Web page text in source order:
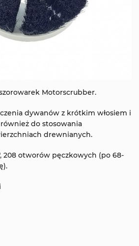
Motorscrubber.
dywanów z krótkim włosiem i
do stosowania
drewnianych.
208 otworów pęczkowych (po 68-